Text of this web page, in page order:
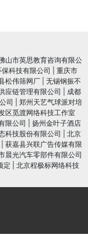
山市英思教育咨询有限公
科技有限公司
重庆市
松伟筛网厂
无锡钢振不
应链管理有限公司
成都
司
郑州天艺气球派对培
区觅渡网络科技工作室
限公司
扬州金叶子酒店
科技股份有限公司
北京
获嘉县兴联广告传媒有限
晨光汽车零部件有限公司
定
北京程极标网络科技